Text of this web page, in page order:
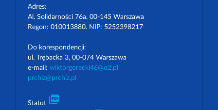
Adres:
Al. Solidarności 76a, 00-145 Warszawa
Regon: 010013880. NIP: 5252398217
Do korespondencji:
ul. Trębacka 3, 00-074 Warszawa
e-mail: wiktorgorecki46@o2.pl
prchiz@prchiz.pl
Statut picture_as_pdf